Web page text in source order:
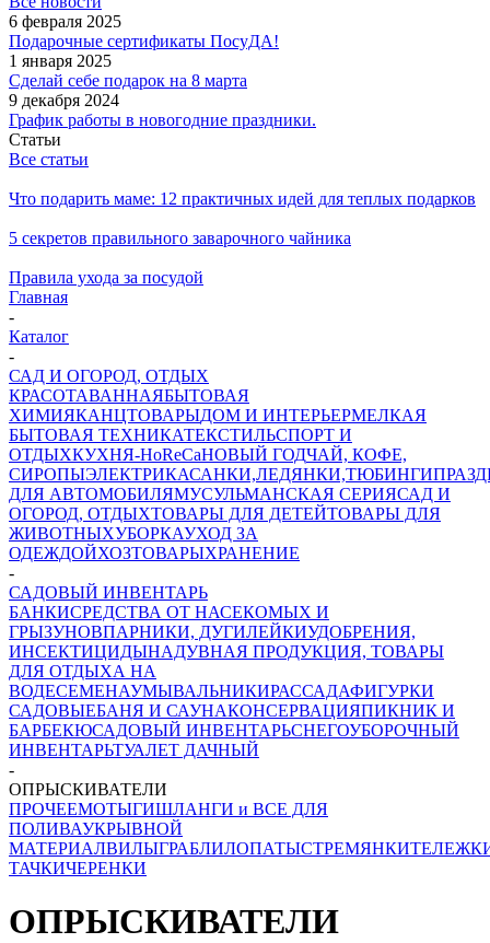
6 февраля 2025
Подарочные сертификаты ПосуДА!
1 января 2025
Сделай себе подарок на 8 марта
9 декабря 2024
График работы в новогодние праздники.
Статьи
Все статьи
Что подарить маме: 12 практичных идей для теплых подарков
5 секретов правильного заварочного чайника
Правила ухода за посудой
Главная
-
Каталог
-
САД И ОГОРОД, ОТДЫХ
КРАСОТАВАННАЯБЫТОВАЯ
ХИМИЯКАНЦТОВАРЫДОМ И ИНТЕРЬЕРМЕЛКАЯ
БЫТОВАЯ ТЕХНИКАТЕКСТИЛЬСПОРТ И
ОТДЫХКУХНЯ-HoReCaНОВЫЙ ГОДЧАЙ, КОФЕ,
СИРОПЫЭЛЕКТРИКАСАНКИ,ЛЕДЯНКИ,ТЮБИНГИ
ДЛЯ АВТОМОБИЛЯМУСУЛЬМАНСКАЯ СЕРИЯСАД И
ОГОРОД, ОТДЫХТОВАРЫ ДЛЯ ДЕТЕЙТОВАРЫ ДЛЯ
ЖИВОТНЫХУБОРКАУХОД ЗА
ОДЕЖДОЙХОЗТОВАРЫХРАНЕНИЕ
-
САДОВЫЙ ИНВЕНТАРЬ
БАНКИСРЕДСТВА ОТ НАСЕКОМЫХ И
ГРЫЗУНОВПАРНИКИ, ДУГИЛЕЙКИУДОБРЕНИЯ,
ИНСЕКТИЦИДЫНАДУВНАЯ ПРОДУКЦИЯ, ТОВАРЫ
ДЛЯ ОТДЫХА НА
ВОДЕСЕМЕНАУМЫВАЛЬНИКИРАССАДАФИГУРКИ
САДОВЫЕБАНЯ И САУНАКОНСЕРВАЦИЯПИКНИК И
БАРБЕКЮСАДОВЫЙ ИНВЕНТАРЬСНЕГОУБОРОЧНЫЙ
ИНВЕНТАРЬТУАЛЕТ ДАЧНЫЙ
-
ОПРЫСКИВАТЕЛИ
ПРОЧЕЕМОТЫГИШЛАНГИ и ВСЕ ДЛЯ
ПОЛИВАУКРЫВНОЙ
МАТЕРИАЛВИЛЫГРАБЛИЛОПАТЫСТРЕМЯНКИ
ТАЧКИЧЕРЕНКИ
ОПРЫСКИВАТЕЛИ